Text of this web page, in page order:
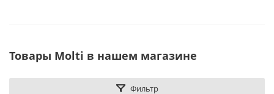
Товары Molti в нашем магазине
Фильтр